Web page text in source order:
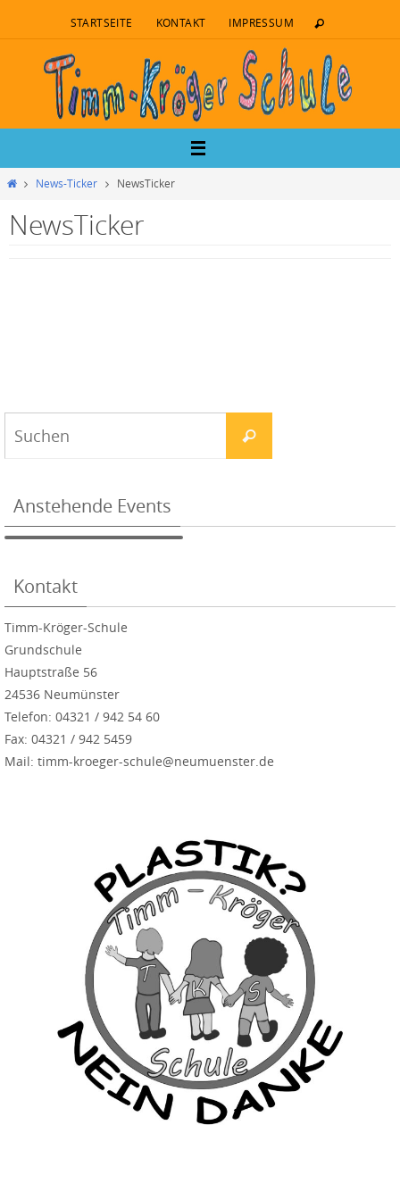
STARTSEITE KONTAKT IMPRESSUM
News-Ticker NewsTicker
NewsTicker
Anstehende Events
Kontakt
Timm-Kröger-Schule
Grundschule
Hauptstraße 56
24536 Neumünster
Telefon: 04321 / 942 54 60
Fax: 04321 / 942 5459
Mail: timm-kroeger-schule@neumuenster.de